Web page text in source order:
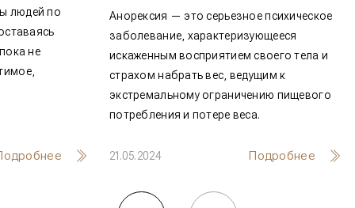
людей по
не
Анорексия — это серьезное психическое
заболевание, характеризующееся
искаженным восприятием своего тела и
страхом набрать вес, ведущим к
экстремальному ограничению пищевого
потребления и потере веса.
21.05.2024 Подробнее